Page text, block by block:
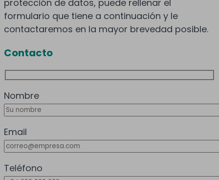
protección de datos, puede rellenar el
formulario que tiene a continuación y le
contactaremos en la mayor brevedad posible.
Contacto
Nombre
Email
Teléfono